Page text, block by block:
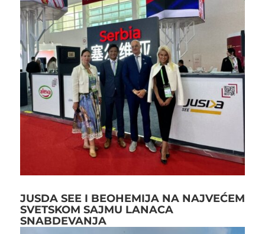
JUSDA SEE I BEOHEMIJA NA NAJVEĆEM
SVETSKOM SAJMU LANACA
SNABDEVANJA